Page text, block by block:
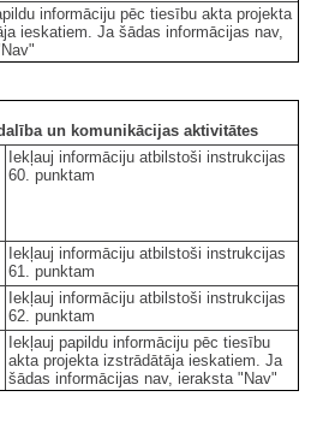
informāciju pēc tiesību akta projekta
ieskatiem. Ja šādas informācijas nav,
un komunikācijas aktivitātes
Iekļauj informāciju atbilstoši instrukcijas
60. punktam
Iekļauj informāciju atbilstoši instrukcijas
61. punktam
Iekļauj informāciju atbilstoši instrukcijas
62. punktam
Iekļauj papildu informāciju pēc tiesību
akta projekta izstrādātāja ieskatiem. Ja
šādas informācijas nav, ieraksta "Nav"